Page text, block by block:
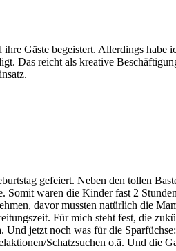
Gäste begeistert. Allerdings habe
Das reicht als kreative
gefeiert. Neben den tollen
Somit waren die Kinder fast 2
davor mussten natürlich die
Für mich steht fest, die
jetzt noch was für die
Schatzsuchen o.ä. Und die